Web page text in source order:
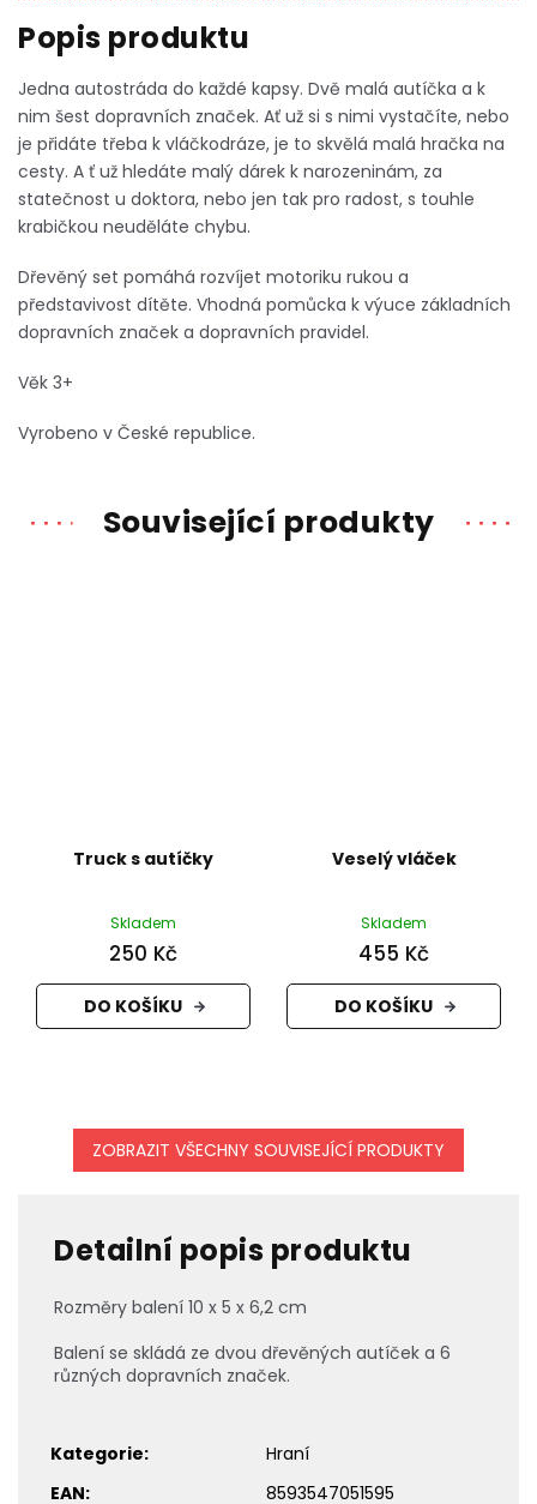
Jedna autostráda do každé kapsy. Dvě malá autíčka a k
nim šest dopravních značek. Ať už si s nimi vystačíte, nebo
je přidáte třeba k vláčkodráze, je to skvělá malá hračka na
cesty. A ť už hledáte malý dárek k narozeninám, za
statečnost u doktora, nebo jen tak pro radost, s touhle
krabičkou neuděláte chybu.
Dřevěný set pomáhá rozvíjet motoriku rukou a
představivost dítěte. Vhodná pomůcka k výuce základních
dopravních značek a dopravních pravidel.
Věk 3+
Vyrobeno v České republice.
Související produkty
Truck s autíčky
Skladem
250 Kč
DO KOŠÍKU
Veselý vláček
Skladem
455 Kč
DO KOŠÍKU
ZOBRAZIT VŠECHNY SOUVISEJÍCÍ PRODUKTY
Detailní popis produktu
Rozměry balení 10 x 5 x 6,2 cm
Balení se skládá ze dvou dřevěných autíček a 6
různých dopravních značek.
Kategorie:
Hraní
EAN: 8593547051595